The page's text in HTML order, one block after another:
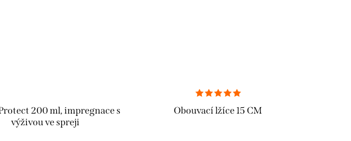
200 ml, impregnace s
výživou ve spreji
Obouvací lžíce 15 CM